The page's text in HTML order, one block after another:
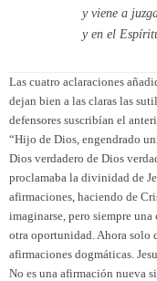
y viene a
y en el
Las cuatro aclaraciones
dejan bien a las claras las
defensores suscribían el
“Hijo de Dios, engendrado
Dios verdadero de Dios
proclamaba la divinidad de
afirmaciones, haciendo de
imaginarse, pero siempre
otra oportunidad. Ahora solo
afirmaciones dogmáticas.
No es una afirmación nueva